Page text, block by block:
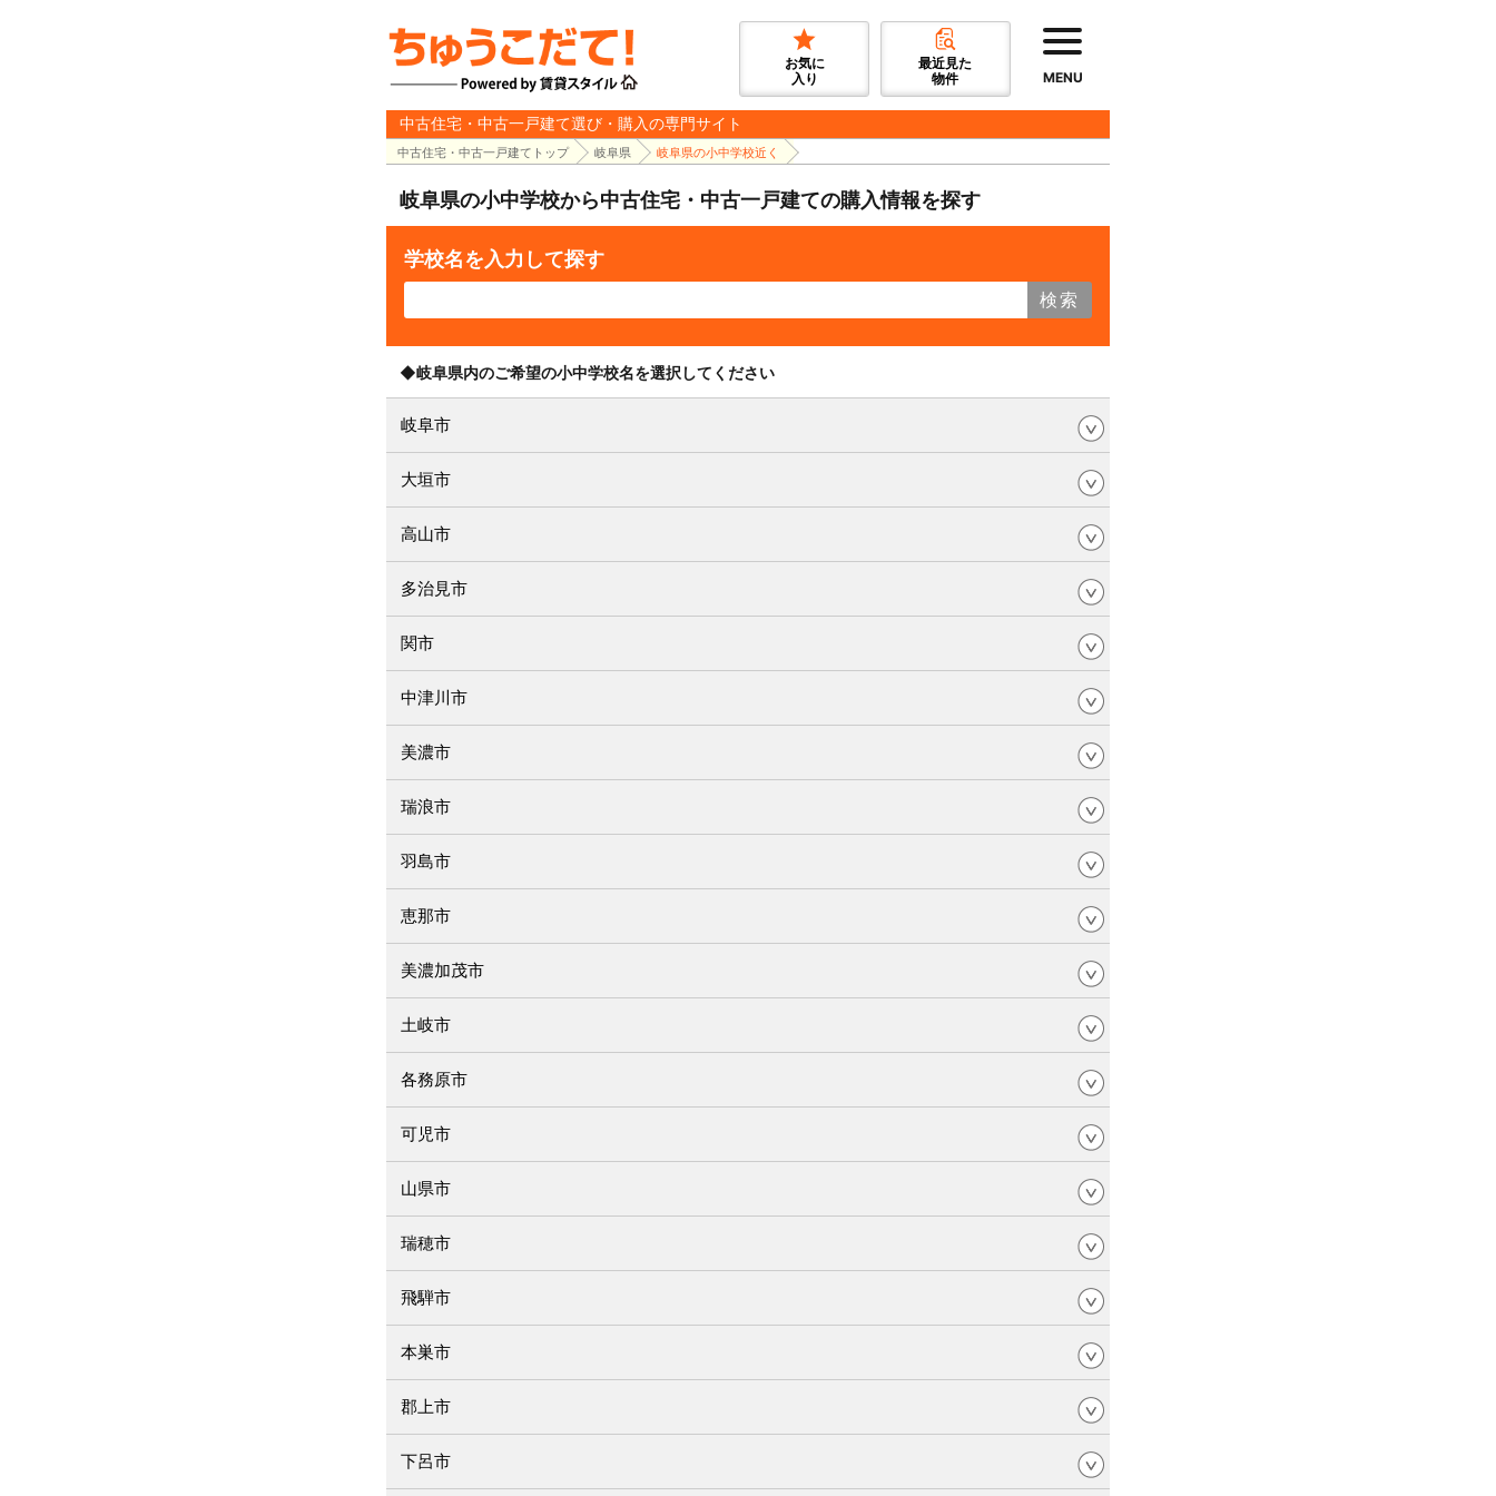
お気に
入り
最近見た
物件
MENU
中古住宅・中古一戸建て選び・購入の専門サイト
中古住宅・中古一戸建てトップ 岐阜県 岐阜県の小中学校近く
岐阜県の小中学校から中古住宅・中古一戸建ての購入情報を探す
学校名を入力して探す
検索
◆岐阜県内のご希望の小中学校名を選択してください
岐阜市
大垣市
高山市
多治見市
関市
中津川市
美濃市
瑞浪市
羽島市
恵那市
美濃加茂市
土岐市
各務原市
可児市
山県市
瑞穂市
飛騨市
本巣市
郡上市
下呂市